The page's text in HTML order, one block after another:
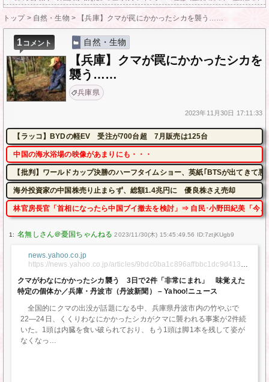
トップ> 自然・生物 > 【兵庫】クマが罠にかかったシカを襲う……
1コメント 自然・生物
【兵庫】クマが罠にかかったシカを
襲う……
兵庫県
2023年11月30日 17:11:33
【ラッコ】BYDの軽EV 受注が700台超 7月販売は125台
中国の海水浴場の映像があまりにも・・・
【批判】ワールドカップ決勝のハーフタイムショー、英紙｢BTSが出てきて悪
海外投資家の中国株売り止まらず、総額1.4兆円に 優良株さえ売却
林官房長官「首相になったら中国ブイ撤去を検討」⇒ 自民･小野田紀美「今
1: 2023/11/30(木) 15:45:49.56 ID:7ztjKUgb9
news.yahoo.co.jp
https://news.yahoo.co.jp/articles/9bdc0ba1c896affbbc1dc9d4131c
クマがわなにかかったシカ襲う 3日で2件「非常にまれ」 味覚えた
特定の個体か／兵庫・丹波市（丹波新聞） – Yahoo!ニュース
全国的にクマの出没が話題になる中、兵庫県丹波市内の竹やぶで
22―24日、くくりわなにかかったシカがクマに襲われる事案が2件続
いた。1頭は内臓を食い破られており、もう1頭は脚1本を残して姿が
なくなっ